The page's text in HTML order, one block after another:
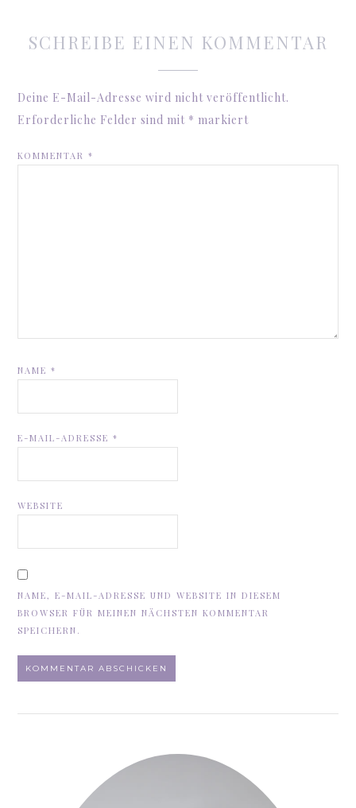
SCHREIBE EINEN KOMMENTAR
Deine E-Mail-Adresse wird nicht veröffentlicht.
Erforderliche Felder sind mit * markiert
KOMMENTAR*
NAME*
E-MAIL-ADRESSE*
WEBSITE
NAME, E-MAIL-ADRESSE UND WEBSITE IN DIESEM
BROWSER FÜR MEINEN NÄCHSTEN KOMMENTAR
SPEICHERN.